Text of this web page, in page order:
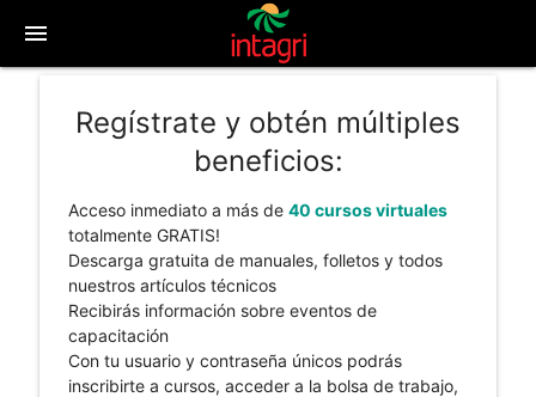
menu
Regístrate y obtén múltiples
beneficios:
Acceso inmediato a más de 40 cursos virtuales
totalmente GRATIS!
Descarga gratuita de manuales, folletos y todos
nuestros artículos técnicos
Recibirás información sobre eventos de
capacitación
Con tu usuario y contraseña únicos podrás
inscribirte a cursos, acceder a la bolsa de trabajo,